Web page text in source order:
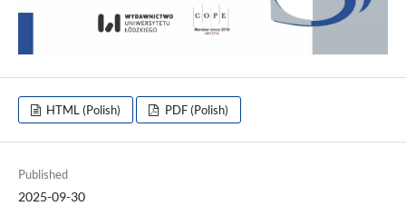
HTML (Polish) PDF (Polish)
Published
2025-09-30